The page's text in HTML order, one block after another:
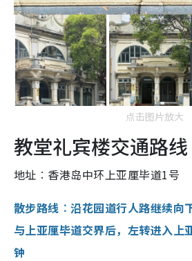
点击图片放大
教堂礼宾楼交通路线
地址︰香港岛中环上亚厘毕道1号
散步路线︰沿花园道行人路继续向
与上亚厘毕道交界后，左转进入上
钟